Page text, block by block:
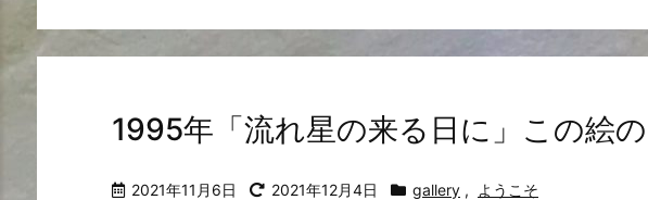
1995年「流れ星の来る日に」この絵の
2021年11月6日 2021年12月4日 gallery , ようこそ